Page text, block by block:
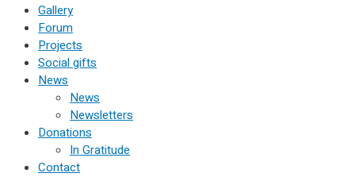
Gallery
Forum
Projects
Social gifts
News
News
Newsletters
Donations
In Gratitude
Contact